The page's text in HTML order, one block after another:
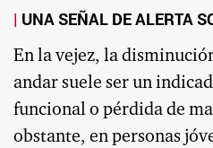
UNA SEÑAL DE ALERTA
En la vejez, la
andar suele ser un
funcional o pérdida de
obstante, en personas